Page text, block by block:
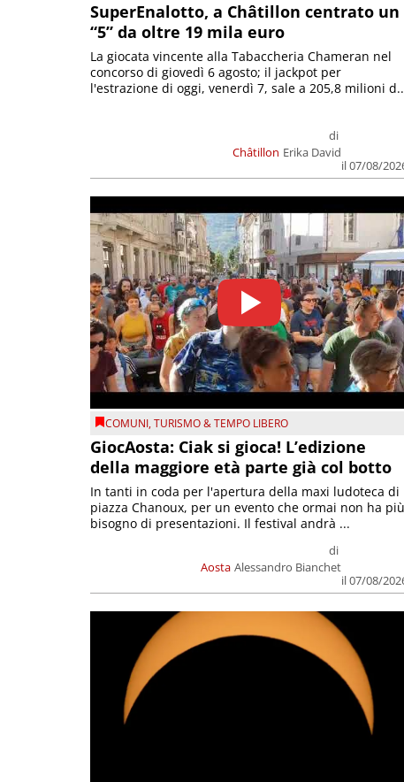
SuperEnalotto, a Châtillon centrato un
“5” da oltre 19 mila euro
Châtillon
di
Erika David
il 07/08/
La giocata vincente alla Tabaccheria Chameran nel
concorso di giovedì 6 agosto; il jackpot per
l'estrazione di oggi, venerdì 7, sale a 205,8 milioni
COMUNI,TURISMO & TEMPO LIBERO
GiocAosta: Ciak si gioca! L’edizione
della maggiore età parte già col botto
Aosta
di
Alessandro Bianchet
il 07/08/
In tanti in coda per l'apertura della maxi ludoteca di
piazza Chanoux, per un evento che ormai non ha più
bisogno di presentazioni. Il festival andrà ...